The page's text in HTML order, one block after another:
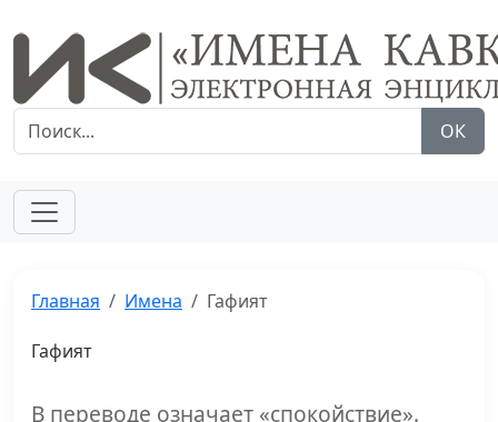
ОК
Главная Имена Гафият
Гафият
В переводе означает «спокойствие».